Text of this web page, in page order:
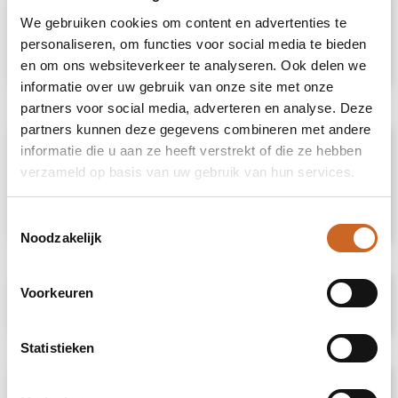
We gebruiken cookies om content en advertenties te
personaliseren, om functies voor social media te bieden
en om ons websiteverkeer te analyseren. Ook delen we
informatie over uw gebruik van onze site met onze
partners voor social media, adverteren en analyse. Deze
partners kunnen deze gegevens combineren met andere
informatie die u aan ze heeft verstrekt of die ze hebben
verzameld op basis van uw gebruik van hun services.
Noodzakelijk
Voorkeuren
Statistieken
Neem contact met ons opvoor een advies
Omschrijving
Trendy multifunctionele bandana van
Specificaties